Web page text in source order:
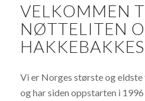
VELKOMMEN
NØTTELITEN
Vi er Norges største og
og har siden oppstarten i